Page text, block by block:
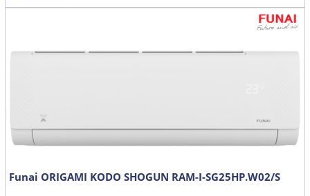
Funai ORIGAMI KODO SHOGUN RAM-I-SG25HP.W02/S